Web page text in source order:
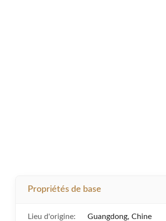
Propriétés de base
Lieu d'origine: Guangdong, Chine